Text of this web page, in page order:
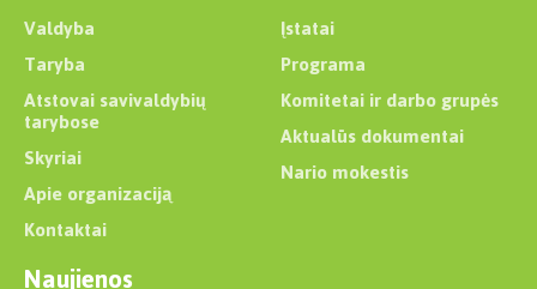
Valdyba
Taryba
Atstovai savivaldybių
tarybose
Skyriai
Apie organizaciją
Kontaktai
Įstatai
Programa
Komitetai ir darbo grupės
Aktualūs dokumentai
Nario mokestis